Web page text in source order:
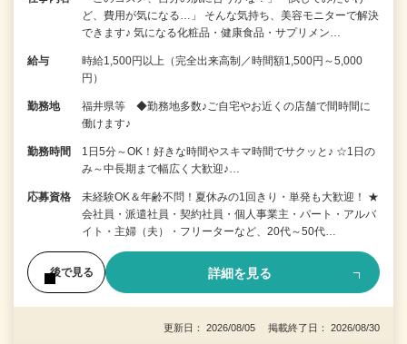
ど、費用が気になる…」 そんな気持ち、美容モニターで解決
できます♪ 気になる化粧品・健康食品・サプリメン…
給与
時給1,500円以上（完全出来高制／時間額1,500円～5,000
円）
勤務地
福井県等 ◆勤務地多数♪ご自宅やお近くの店舗で間時間に
働けます♪
勤務時間
1日5分～OK！好きな時間やスキマ時間でサクッと♪ ☆1日の
み～中長期まで幅広く大歓迎♪…
応募資格
未経験OK＆年齢不問！夏休みの1回きり・単発も大歓迎！ ★
会社員・派遣社員・契約社員・個人事業主・パート・アルバ
イト・主婦（夫）・フリーターなど、20代～50代…
後で見る 詳細を見る
更新日： 2026/08/05 掲載終了日： 2026/08/30